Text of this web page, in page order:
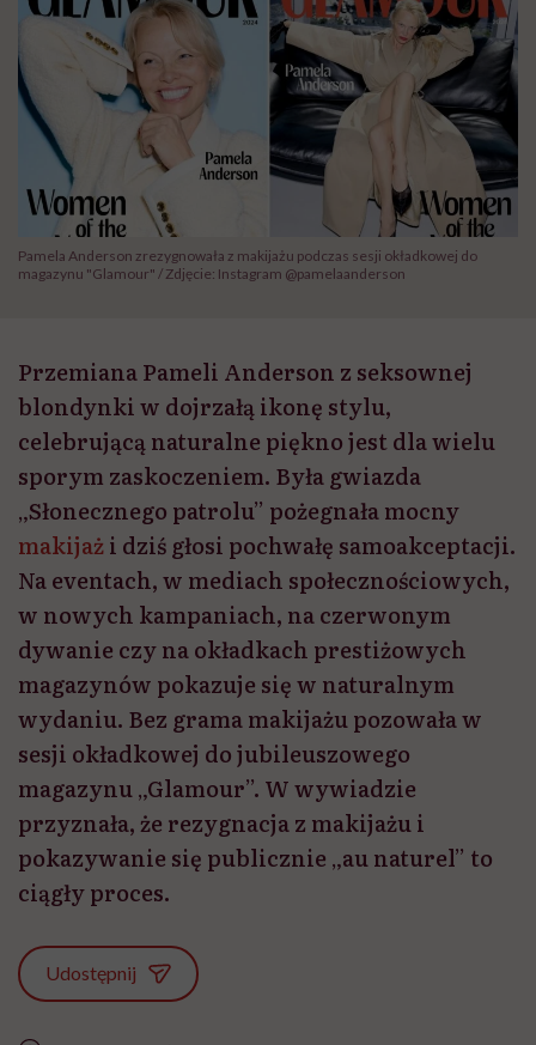
Pamela Anderson zrezygnowała z makijażu podczas sesji okładkowej do
magazynu "Glamour" / Zdjęcie: Instagram @pamelaanderson
Przemiana Pameli Anderson z seksownej
blondynki w dojrzałą ikonę stylu,
celebrującą naturalne piękno jest dla wielu
sporym zaskoczeniem. Była gwiazda
„Słonecznego patrolu” pożegnała mocny
makijażi dziś głosi pochwałę samoakceptacji.
Na eventach, w mediach społecznościowych,
w nowych kampaniach, na czerwonym
dywanie czy na okładkach prestiżowych
magazynów pokazuje się w naturalnym
wydaniu. Bez grama makijażu pozowała w
sesji okładkowej do jubileuszowego
magazynu „Glamour”. W wywiadzie
przyznała, że rezygnacja z makijażu i
pokazywanie się publicznie „au naturel” to
ciągły proces.
Udostępnij